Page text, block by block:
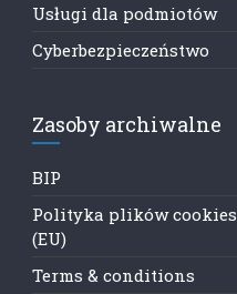
Usługi dla podmiotów
Cyberbezpieczeństwo
Zasoby archiwalne
BIP
Polityka plików cookies
(EU)
Terms & conditions